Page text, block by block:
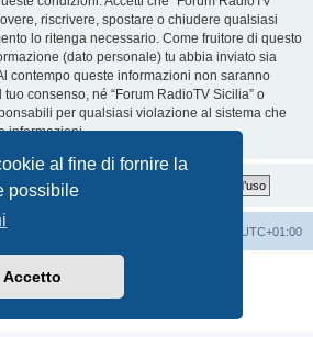
al fine di fornire la
possibile
Accetto
riscrivere, spostare o chiudere qualsiasi
lo ritenga necessario. Come fruitore di questo
(dato personale) tu abbia inviato sia
contempo queste informazioni non saranno
consenso, né “Forum RadioTV Sicilia” o
per qualsiasi violazione al sistema che
informazioni.
UTC+01:00
® Forum Software © phpBB Limited